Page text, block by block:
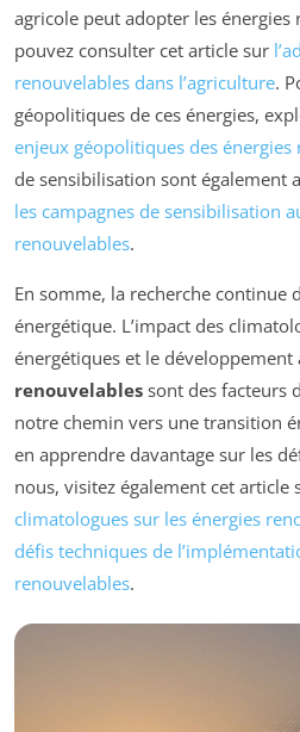
agricole peut adopter les énergies
pouvez consulter cet article sur
renouvelables dans l’agriculture.
géopolitiques de ces énergies,
enjeux géopolitiques des énergies
de sensibilisation sont également
les campagnes de sensibilisation
renouvelables.
En somme, la recherche continue
énergétique. L’impact des
énergétiques et le développement
renouvelables sont des facteurs
notre chemin vers une transition
en apprendre davantage sur les
nous, visitez également cet article
climatologues sur les énergies
défis techniques de
renouvelables.